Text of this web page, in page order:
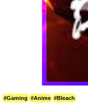
#Gaming #Anime #Bleach